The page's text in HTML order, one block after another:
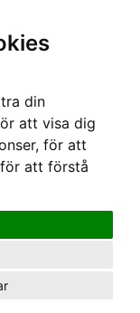
din
att visa dig
för att
att förstå
- RETRO PINK